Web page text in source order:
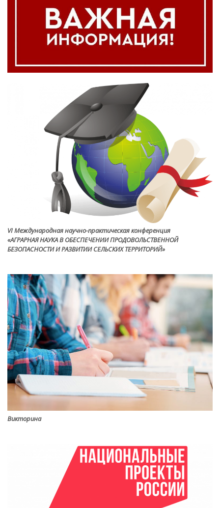
VI Международная научно-практическая конференция
«АГРАРНАЯ НАУКА В ОБЕСПЕЧЕНИИ ПРОДОВОЛЬСТВЕННОЙ
БЕЗОПАСНОСТИ И РАЗВИТИИ СЕЛЬСКИХ ТЕРРИТОРИЙ»
Викторина